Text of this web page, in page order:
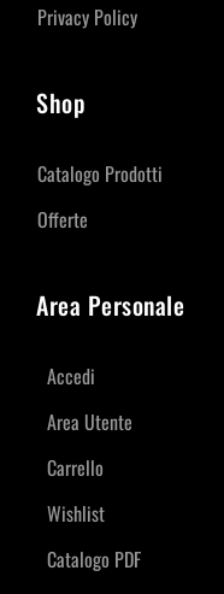
Privacy Policy
Shop
Catalogo Prodotti
Offerte
Area Personale
Accedi
Area Utente
Carrello
Wishlist
Catalogo PDF